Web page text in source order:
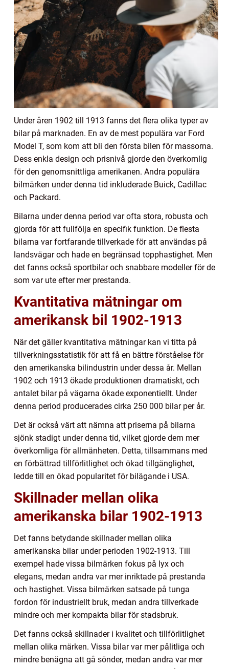
Under åren 1902 till 1913 fanns det flera olika typer av
bilar på marknaden. En av de mest populära var Ford
Model T, som kom att bli den första bilen för massorna.
Dess enkla design och prisnivå gjorde den överkomlig
för den genomsnittliga amerikanen. Andra populära
bilmärken under denna tid inkluderade Buick, Cadillac
och Packard.
Bilarna under denna period var ofta stora, robusta och
gjorda för att fullfölja en specifik funktion. De flesta
bilarna var fortfarande tillverkade för att användas på
landsvägar och hade en begränsad topphastighet. Men
det fanns också sportbilar och snabbare modeller för de
som var ute efter mer prestanda.
Kvantitativa mätningar om
amerikansk bil 1902-1913
När det gäller kvantitativa mätningar kan vi titta på
tillverkningsstatistik för att få en bättre förståelse för
den amerikanska bilindustrin under dessa år. Mellan
1902 och 1913 ökade produktionen dramatiskt, och
antalet bilar på vägarna ökade exponentiellt. Under
denna period producerades cirka 250 000 bilar per år.
Det är också värt att nämna att priserna på bilarna
sjönk stadigt under denna tid, vilket gjorde dem mer
överkomliga för allmänheten. Detta, tillsammans med
en förbättrad tillförlitlighet och ökad tillgänglighet,
ledde till en ökad popularitet för bilägande i USA.
Skillnader mellan olika
amerikanska bilar 1902-1913
Det fanns betydande skillnader mellan olika
amerikanska bilar under perioden 1902-1913. Till
exempel hade vissa bilmärken fokus på lyx och
elegans, medan andra var mer inriktade på prestanda
och hastighet. Vissa bilmärken satsade på tunga
fordon för industriellt bruk, medan andra tillverkade
mindre och mer kompakta bilar för stadsbruk.
Det fanns också skillnader i kvalitet och tillförlitlighet
mellan olika märken. Vissa bilar var mer pålitliga och
mindre benägna att gå sönder, medan andra var mer